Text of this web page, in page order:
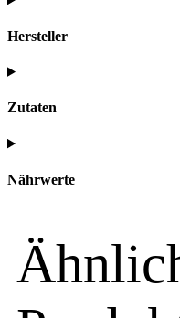
Hersteller
Zutaten
Nährwerte